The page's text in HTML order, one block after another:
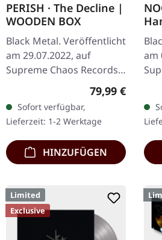
PERISH · The Decline |
WOODEN BOX
Black Metal. Veröffentlicht
am 29.07.2022, auf
Supreme Chaos Records.
Extrem schwere schwarze
Holzbox mit graviertem
Logo, Titel und
Nummerierung,…
Regulärer Preis:
79,99 €
Sofort verfügbar,
Lieferzeit: 1-2 Werktage
HINZUFÜGEN
am
Limited
Exclusive